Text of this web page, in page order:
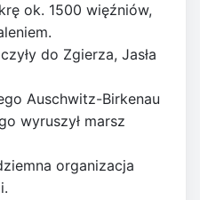
ok. 1500 więźniów,
do Zgierza, Jasła
Auschwitz-Birkenau
wyruszył marsz
organizacja